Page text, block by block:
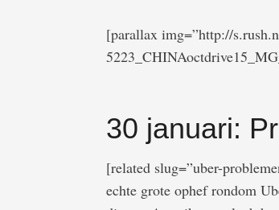
[parallax img=”http://
30 januari:
[related slug=”uber-
echte grote ophef rondom